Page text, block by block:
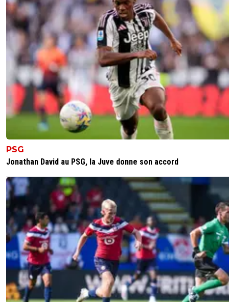
PSG
Jonathan David au PSG, la Juve donne son accord